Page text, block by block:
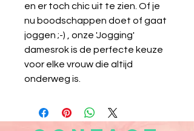
en er toch chic uit te zien. Of je
nu boodschappen doet of gaat
joggen ;-) , onze 'Jogging'
damesrok is de perfecte keuze
voor elke vrouw die altijd
onderweg is.